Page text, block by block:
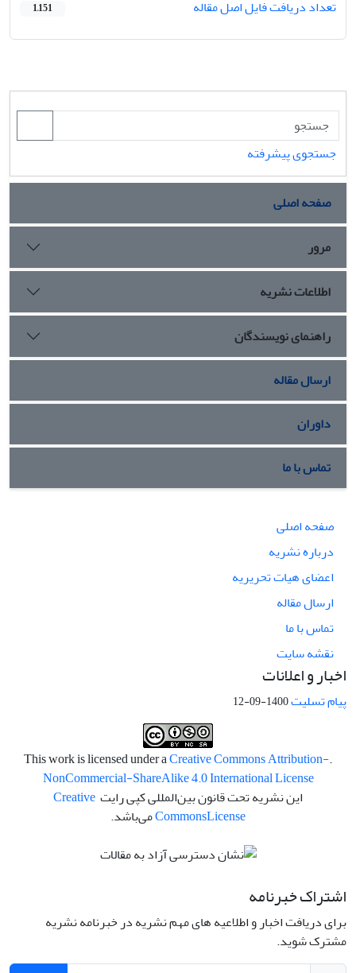
تعداد دریافت فایل اصل مقاله 1,151
جستجوی پیشرفته
صفحه اصلی
مرور
اطلاعات نشریه
راهنمای نویسندگان
ارسال مقاله
داوران
تماس با ما
صفحه اصلی
درباره نشریه
اعضای هیات تحریریه
ارسال مقاله
تماس با ما
نقشه سایت
اخبار و اعلانات
پیام تسلیت1400-09-12
.This work is licensed under a
Creative Commons Attribution-
NonCommercial-ShareAlike 4.0 International License
این نشریه تحت قانون بین‌المللی کپی رایت Creative
CommonsLicense می‌باشد.
اشتراک خبرنامه
برای دریافت اخبار و اطلاعیه های مهم نشریه در خبرنامه نشریه
مشترک شوید.